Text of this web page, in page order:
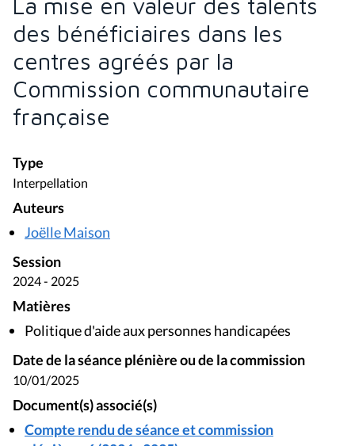
La mise en valeur des talents
des bénéficiaires dans les
centres agréés par la
Commission communautaire
française
Type
Interpellation
Auteurs
Joëlle Maison
Session
2024 - 2025
Matières
Politique d'aide aux personnes handicapées
Date de la séance plénière ou de la commission
10/01/2025
Document(s) associé(s)
Compte rendu de séance et commission